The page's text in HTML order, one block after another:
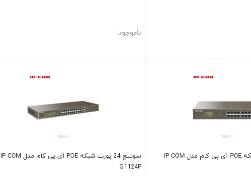
ناموجود
سوئیچ 16 پورت شبکه POE آی پی کام مدل IP-COM
سوئیچ 24 پورت شبکه POE آی پی کام مدل IP-COM
G1124P